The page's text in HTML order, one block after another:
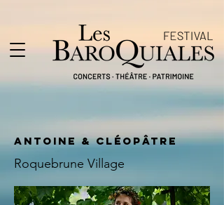
ANTOINE & CLÉOPÂTRE
Roquebrune Village